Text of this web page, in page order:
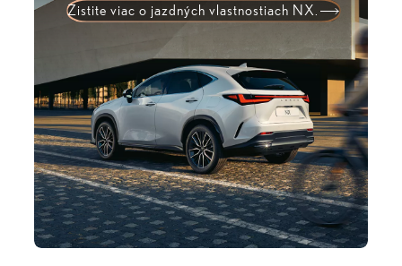
Zistite viac o jazdných vlastnostiach NX.